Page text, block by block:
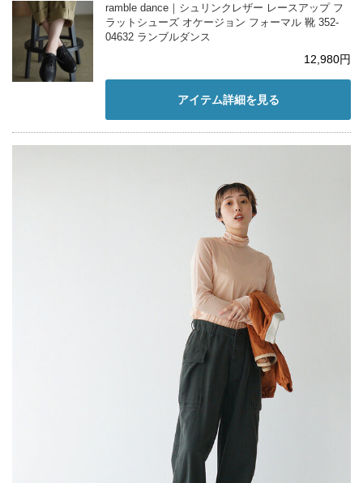
ramble dance｜シュリンクレザー レースアップ フ
ラットシューズ オケージョン フォーマル 靴 352-
04632 ランブルダンス
12,980円
アイテム詳細を見る